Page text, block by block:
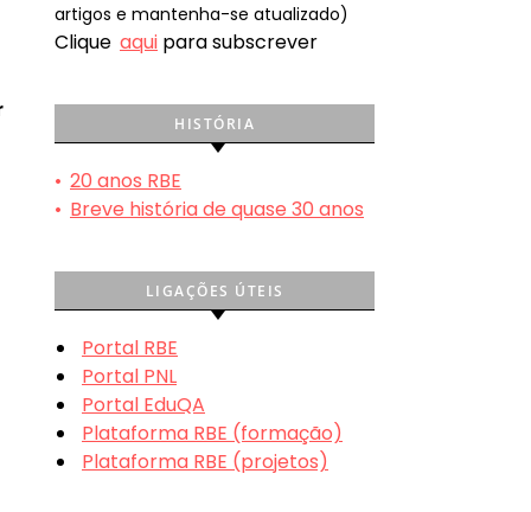
artigos e mantenha-se atualizado)
Clique aqui para subscrever
HISTÓRIA
• 20 anos RBE
• Breve história de quase 30 anos
LIGAÇÕES ÚTEIS
Portal RBE
Portal PNL
Portal EduQA
Plataforma RBE (formação)
Plataforma RBE (projetos)